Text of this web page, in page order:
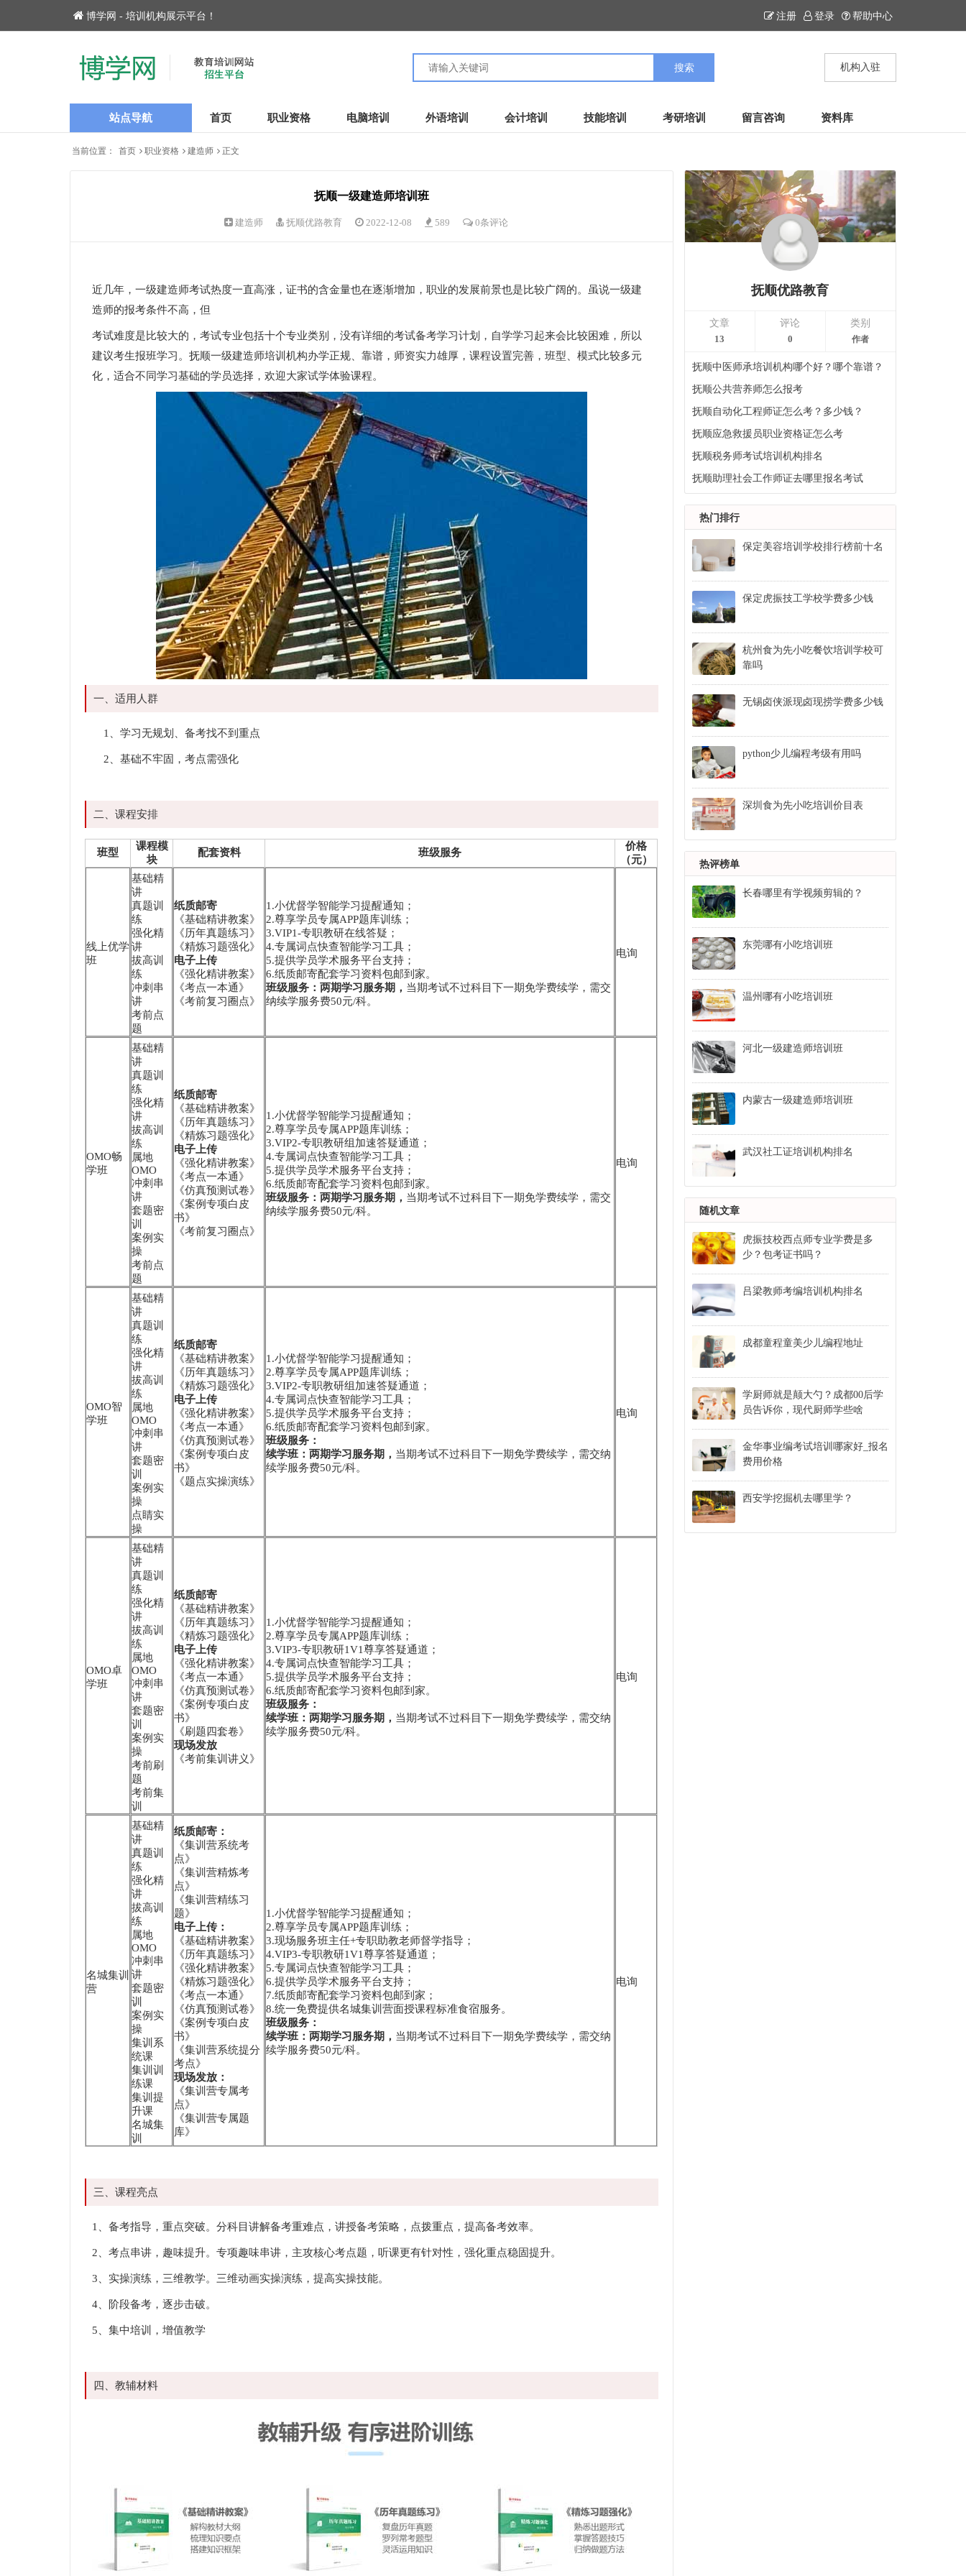
博学网 - 培训机构展示平台！ 注册 登录 帮助中心
机构入驻
站点导航 首页 职业资格 电脑培训 外语培训 会计培训 技能培训 考研培训 留言咨询 资料库
当前位置： 首页 职业资格 建造师 正文
抚顺一级建造师培训班
建造师 抚顺优路教育 2022-12-08 589 0条评论
近几年，一级建造师考试热度一直高涨，证书的含金量也在逐渐增加，职业的发展前景也是比较广阔的。虽说一级建
造师的报考条件不高，但
考试难度是比较大的，考试专业包括十个专业类别，没有详细的考试备考学习计划，自学学习起来会比较困难，所以
建议考生报班学习。抚顺一级建造师培训机构办学正规、靠谱，师资实力雄厚，课程设置完善，班型、模式比较多元
化，适合不同学习基础的学员选择，欢迎大家试学体验课程。
一、适用人群
1、学习无规划、备考找不到重点
2、基础不牢固，考点需强化
二、课程安排
班型
课程模
块
配套资料 班级服务
价格
（元）
线上优学
班
基础精
讲
真题训
练
强化精
讲
拔高训
练
冲刺串
讲
考前点
题
纸质邮寄
《基础精讲教案》
《历年真题练习》
《精炼习题强化》
电子上传
《强化精讲教案》
《考点一本通》
《考前复习圈点》
1.小优督学智能学习提醒通知；
2.尊享学员专属APP题库训练；
3.VIP1-专职教研在线答疑；
4.专属词点快查智能学习工具；
5.提供学员学术服务平台支持；
6.纸质邮寄配套学习资料包邮到家。
班级服务：两期学习服务期， 当期考试不过科目下一期免学费续学，需交
纳续学服务费50元/科。
电询
OMO畅
学班
基础精
讲
真题训
练
强化精
讲
拔高训
练
属地
OMO
冲刺串
讲
套题密
训
案例实
操
考前点
题
纸质邮寄
《基础精讲教案》
《历年真题练习》
《精炼习题强化》
电子上传
《强化精讲教案》
《考点一本通》
《仿真预测试卷》
《案例专项白皮
书》
《考前复习圈点》
1.小优督学智能学习提醒通知；
2.尊享学员专属APP题库训练；
3.VIP2-专职教研组加速答疑通道；
4.专属词点快查智能学习工具；
5.提供学员学术服务平台支持；
6.纸质邮寄配套学习资料包邮到家。
班级服务：两期学习服务期， 当期考试不过科目下一期免学费续学，需交
纳续学服务费50元/科。
电询
OMO智
学班
基础精
讲
真题训
练
强化精
讲
拔高训
练
属地
OMO
冲刺串
讲
套题密
训
案例实
操
点睛实
操
纸质邮寄
《基础精讲教案》
《历年真题练习》
《精炼习题强化》
电子上传
《强化精讲教案》
《考点一本通》
《仿真预测试卷》
《案例专项白皮
书》
《题点实操演练》
1.小优督学智能学习提醒通知；
2.尊享学员专属APP题库训练；
3.VIP2-专职教研组加速答疑通道；
4.专属词点快查智能学习工具；
5.提供学员学术服务平台支持；
6.纸质邮寄配套学习资料包邮到家。
班级服务：
续学班：两期学习服务期， 当期考试不过科目下一期免学费续学，需交纳
续学服务费50元/科。
电询
OMO卓
学班
基础精
讲
真题训
练
强化精
讲
拔高训
练
属地
OMO
冲刺串
讲
套题密
训
案例实
操
考前刷
题
考前集
训
纸质邮寄
《基础精讲教案》
《历年真题练习》
《精炼习题强化》
电子上传
《强化精讲教案》
《考点一本通》
《仿真预测试卷》
《案例专项白皮
书》
《刷题四套卷》
现场发放
《考前集训讲义》
1.小优督学智能学习提醒通知；
2.尊享学员专属APP题库训练；
3.VIP3-专职教研1V1尊享答疑通道；
4.专属词点快查智能学习工具；
5.提供学员学术服务平台支持；
6.纸质邮寄配套学习资料包邮到家。
班级服务：
续学班：两期学习服务期， 当期考试不过科目下一期免学费续学，需交纳
续学服务费50元/科。
电询
名城集训
营
基础精
讲
真题训
练
强化精
讲
拔高训
练
属地
OMO
冲刺串
讲
套题密
训
案例实
操
集训系
统课
集训训
练课
集训提
升课
名城集
训
纸质邮寄：
《集训营系统考
点》
《集训营精炼考
点》
《集训营精练习
题》
电子上传：
《基础精讲教案》
《历年真题练习》
《强化精讲教案》
《精炼习题强化》
《考点一本通》
《仿真预测试卷》
《案例专项白皮
书》
《集训营系统提分
考点》
现场发放：
《集训营专属考
点》
《集训营专属题
库》
1.小优督学智能学习提醒通知；
2.尊享学员专属APP题库训练；
3.现场服务班主任+专职助教老师督学指导；
4.VIP3-专职教研1V1尊享答疑通道；
5.专属词点快查智能学习工具；
6.提供学员学术服务平台支持；
7.纸质邮寄配套学习资料包邮到家；
8.统一免费提供名城集训营面授课程标准食宿服务。
班级服务：
续学班：两期学习服务期， 当期考试不过科目下一期免学费续学，需交纳
续学服务费50元/科。
电询
三、课程亮点
1、备考指导，重点突破。分科目讲解备考重难点，讲授备考策略，点拨重点，提高备考效率。
2、考点串讲，趣味提升。专项趣味串讲，主攻核心考点题，听课更有针对性，强化重点稳固提升。
3、实操演练，三维教学。三维动画实操演练，提高实操技能。
4、阶段备考，逐步击破。
5、集中培训，增值教学
四、教辅材料
抚顺优路教育
文章
13
评论
0
类别
作者
抚顺中医师承培训机构哪个好？哪个靠谱？
抚顺公共营养师怎么报考
抚顺自动化工程师证怎么考？多少钱？
抚顺应急救援员职业资格证怎么考
抚顺税务师考试培训机构排名
抚顺助理社会工作师证去哪里报名考试
热门排行
保定美容培训学校排行榜前十名
保定虎振技工学校学费多少钱
杭州食为先小吃餐饮培训学校可
靠吗
无锡卤侠派现卤现捞学费多少钱
python少儿编程考级有用吗
深圳食为先小吃培训价目表
热评榜单
长春哪里有学视频剪辑的？
东莞哪有小吃培训班
温州哪有小吃培训班
河北一级建造师培训班
内蒙古一级建造师培训班
武汉社工证培训机构排名
随机文章
虎振技校西点师专业学费是多
少？包考证书吗？
吕梁教师考编培训机构排名
成都童程童美少儿编程地址
学厨师就是颠大勺？成都00后学
员告诉你，现代厨师学些啥
金华事业编考试培训哪家好_报名
费用价格
西安学挖掘机去哪里学？